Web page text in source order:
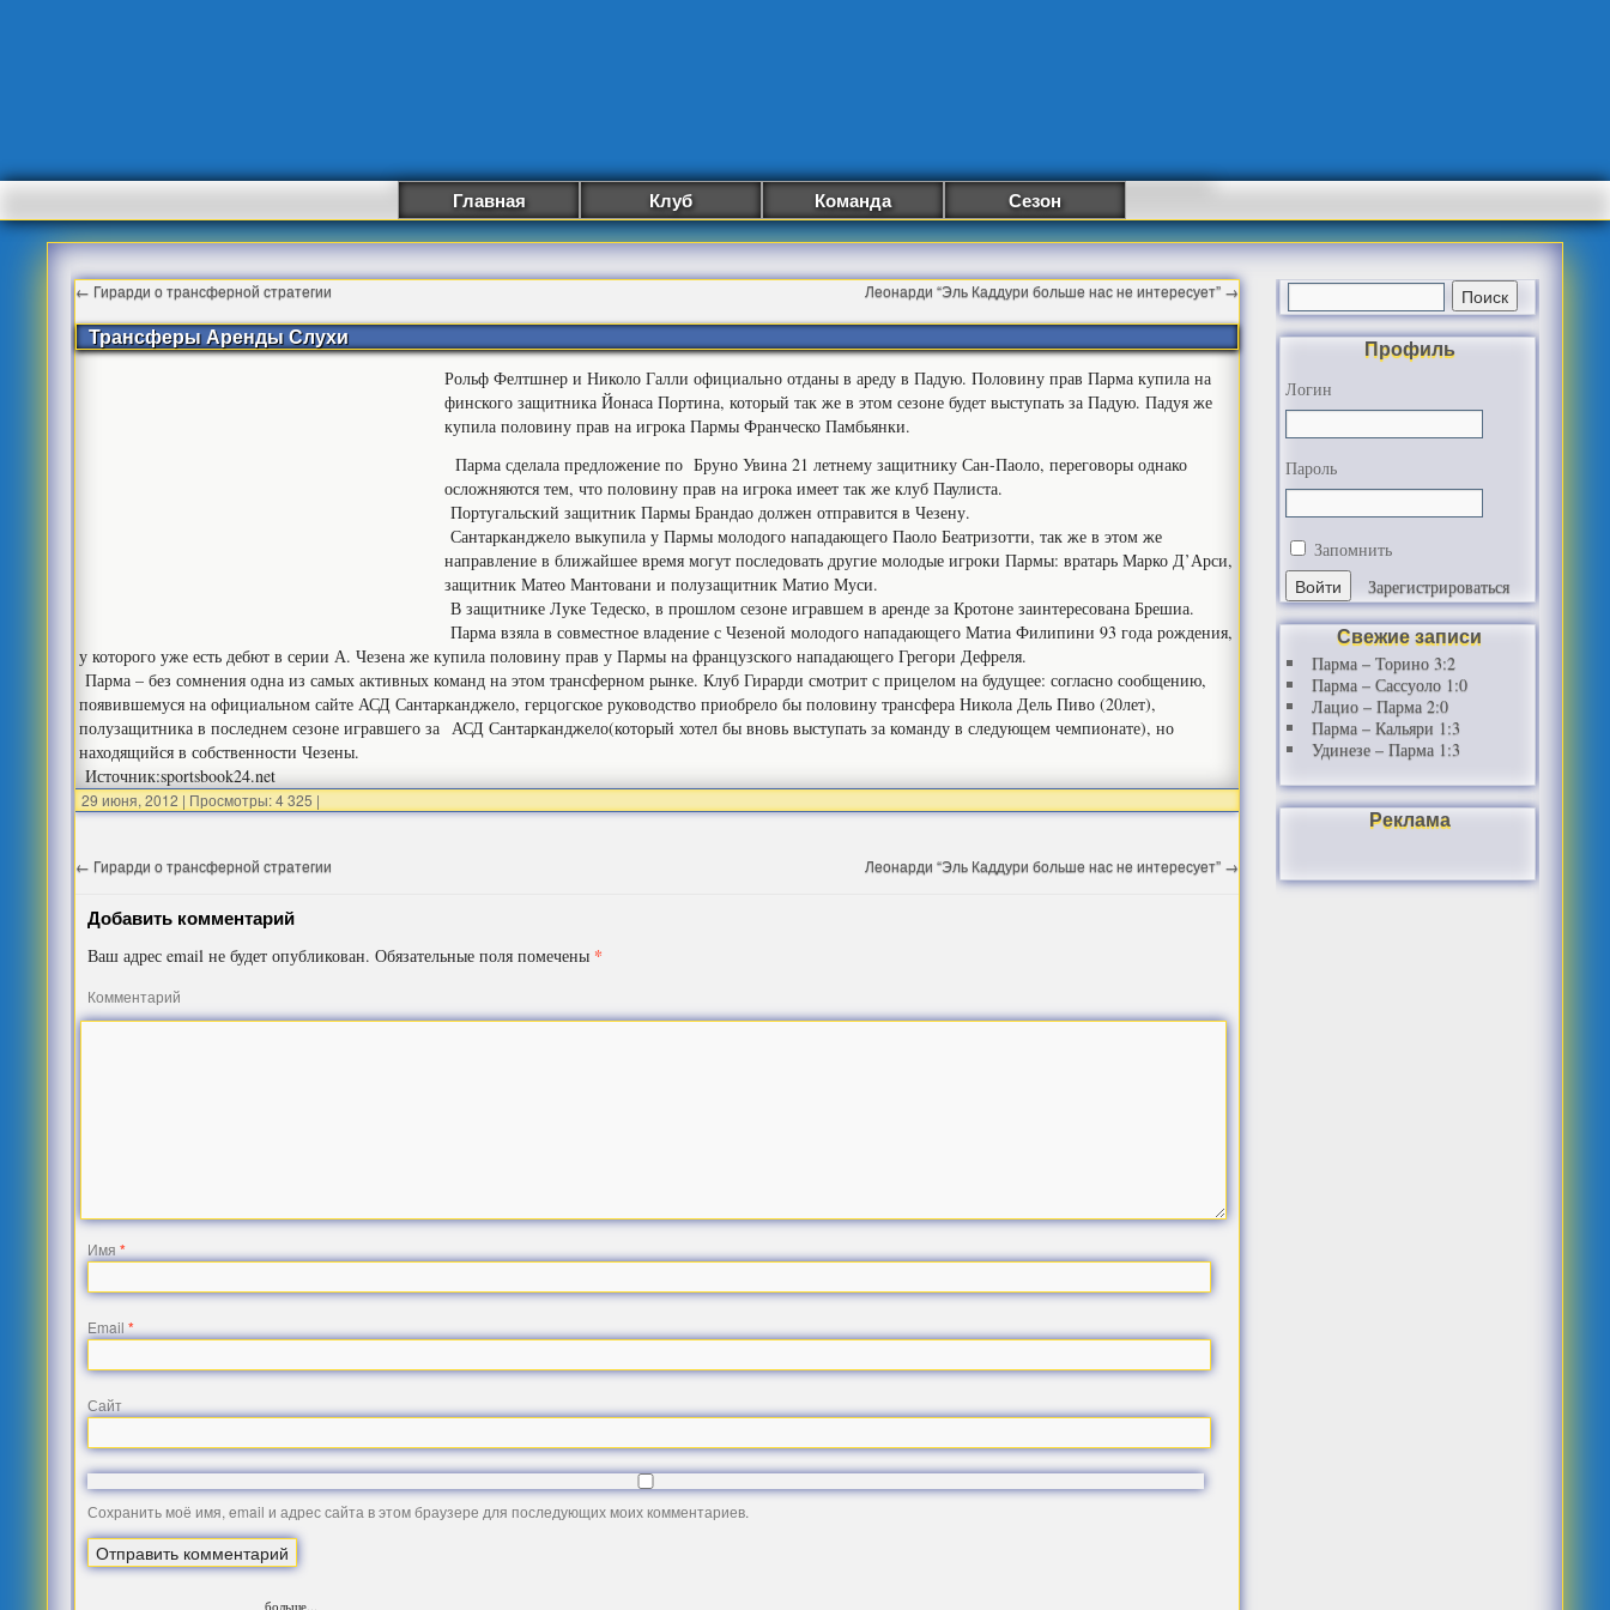
Главная Клуб Команда Сезон
← Гирарди о трансферной стратегии Леонарди “Эль Каддури больше нас не интересует” →
Трансферы Аренды Слухи
Рольф Фелтшнер и Николо Галли официально отданы в ареду в Падую. Половину прав Парма купила на
финского защитника Йонаса Портина, который так же в этом сезоне будет выступать за Падую. Падуя же
купила половину прав на игрока Пармы Франческо Памбьянки.
Парма сделала предложение по Бруно Увина 21 летнему защитнику Сан-Паоло, переговоры однако
осложняются тем, что половину прав на игрока имеет так же клуб Паулиста.
Португальский защитник Пармы Брандао должен отправится в Чезену.
Сантарканджело выкупила у Пармы молодого нападающего Паоло Беатризотти, так же в этом же
направление в ближайшее время могут последовать другие молодые игроки Пармы: вратарь Марко Д’Арси,
защитник Матео Мантовани и полузащитник Матио Муси.
В защитнике Луке Тедеско, в прошлом сезоне игравшем в аренде за Кротоне заинтересована Брешиа.
Парма взяла в совместное владение с Чезеной молодого нападающего Матиа Филипини 93 года рождения,
у которого уже есть дебют в серии А. Чезена же купила половину прав у Пармы на французского нападающего Грегори Дефреля.
Парма – без сомнения одна из самых активных команд на этом трансферном рынке. Клуб Гирарди смотрит с прицелом на будущее: согласно сообщению,
появившемуся на официальном сайте АСД Сантарканджело, герцогское руководство приобрело бы половину трансфера Никола Дель Пиво (20лет),
полузащитника в последнем сезоне игравшего за АСД Сантарканджело(который хотел бы вновь выступать за команду в следующем чемпионате), но
находящийся в собственности Чезены.
Источник:sportsbook24.net
29 июня, 2012 | Просмотры: 4 325 |
← Гирарди о трансферной стратегии Леонарди “Эль Каддури больше нас не интересует” →
Добавить комментарий
Ваш адрес email не будет опубликован. Обязательные поля помечены *
Комментарий
Имя*
Email*
Сайт
Сохранить моё имя, email и адрес сайта в этом браузере для последующих моих комментариев.
больше...
Профиль
Логин
Пароль
Запомнить
Зарегистрироваться
Свежие записи
Парма – Торино 3:2
Парма – Сассуоло 1:0
Лацио – Парма 2:0
Парма – Кальяри 1:3
Удинезе – Парма 1:3
Реклама